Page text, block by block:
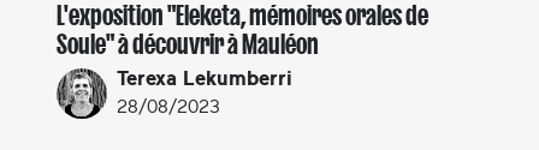
L'exposition "Eleketa, mémoires orales de
Soule" à découvrir à Mauléon
Terexa Lekumberri
28/08/2023